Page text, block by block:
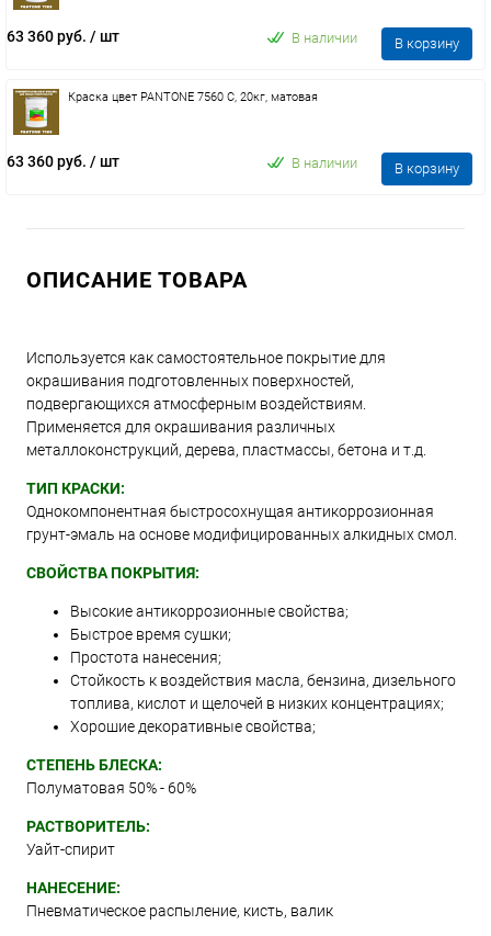
63 360 руб. / шт В наличии В корзину
Краска цвет PANTONE 7560 C, 20кг, матовая
63 360 руб. / шт В наличии В корзину
ОПИСАНИЕ ТОВАРА
Используется как самостоятельное покрытие для
окрашивания подготовленных поверхностей,
подвергающихся атмосферным воздействиям.
Применяется для окрашивания различных
металлоконструкций, дерева, пластмассы, бетона и т.д.
ТИП КРАСКИ:
Однокомпонентная быстросохнущая антикоррозионная
грунт-эмаль на основе модифицированных алкидных смол.
СВОЙСТВА ПОКРЫТИЯ:
Высокие антикоррозионные свойства;
Быстрое время сушки;
Простота нанесения;
Стойкость к воздействия масла, бензина, дизельного
топлива, кислот и щелочей в низких концентрациях;
Хорошие декоративные свойства;
СТЕПЕНЬ БЛЕСКА:
Полуматовая 50% - 60%
РАСТВОРИТЕЛЬ:
Уайт-спирит
НАНЕСЕНИЕ:
Пневматическое распыление, кисть, валик